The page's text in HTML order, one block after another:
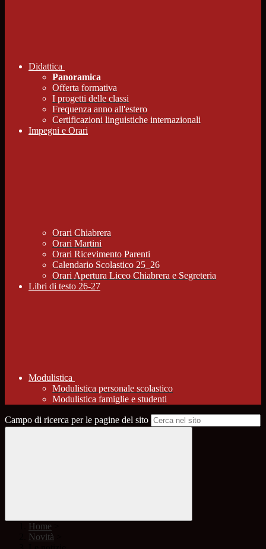
Didattica
Panoramica
Offerta formativa
I progetti delle classi
Frequenza anno all'estero
Certificazioni linguistiche internazionali
Impegni e Orari
Orari Chiabrera
Orari Martini
Orari Ricevimento Parenti
Calendario Scolastico 25_26
Orari Apertura Liceo Chiabrera e Segreteria
Libri di testo 26-27
Modulistica
Modulistica personale scolastico
Modulistica famiglie e studenti
Campo di ricerca per le pagine del sito
Home
Novità